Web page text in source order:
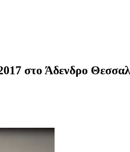
στο Άδενδρο